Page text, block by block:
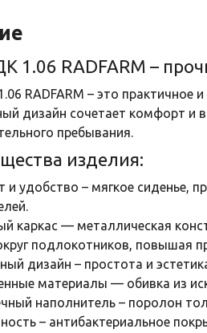
1.06 RADFARM –
RADFARM – это практичное
дизайн сочетает комфорт и
пребывания.
изделия:
и удобство – мягкое сиденье,
каркас — металлическая
подлокотников, повышая
дизайн – простота и
материалы — обивка из
наполнитель – поролон
– антибактериальное